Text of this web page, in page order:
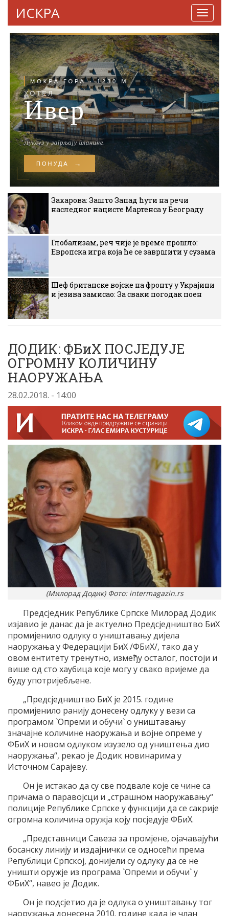
ИСКРА
Захарова: Зашто Запад ћути на речи
наследног нацисте Мартенса у Београду
Глобализам, реч чије је време прошло:
Европска игра која ће се завршити у сузама
Шеф британске војске на фронту у Украјини
и језива замисао: За сваки погодак поен
ДОДИК: ФБиХ ПОСЈЕДУЈЕ
ОГРОМНУ КОЛИЧИНУ
НАОРУЖАЊА
28.02.2018. - 14:00
(Милорад Додик) Фото: intermagazin.rs
Предсједник Републике Српске Милорад Додик
изјавио је данас да је актуелно Предсједништво БиХ
промијенило одлуку о уништавању дијела
наоружања у Федерацији БиХ /ФБиХ/, тако да у
овом ентитету тренутно, између осталог, постоји и
више од сто хаубица које могу у свако вријеме да
буду употријебљене.
„Предсједништво БиХ је 2015. године
промијенило ранију донесену одлуку у вези са
програмом `Опреми и обучи` о уништавању
значајне количине наоружања и војне опреме у
ФБиХ и новом одлуком изузело од уништења дио
наоружања“, рекао је Додик новинарима у
Источном Сарајеву.
Он је истакао да су све подвале које се чине са
причама о паравојсци и „страшном наоружавању“
полиције Републике Српске у функцији да се сакрије
огромна количина оружја коју посједује ФБиХ.
„Представници Савеза за промјене, ојачавајући
босанску линију и издајнички се односећи према
Републици Српској, донијели су одлуку да се не
уништи оружје из програма `Опреми и обучи` у
ФБиХ“, навео је Додик.
Он је подсјетио да је одлука о уништавању тог
наоружања донесена 2010. године када је члан